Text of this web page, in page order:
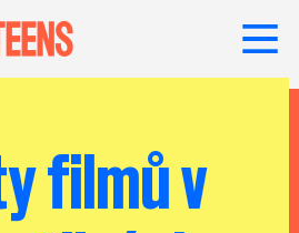
filmů v